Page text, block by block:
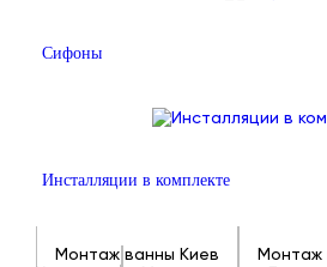
Сифоны
Инсталляции в комплекте
Монтаж ванны Киев
Монтаж